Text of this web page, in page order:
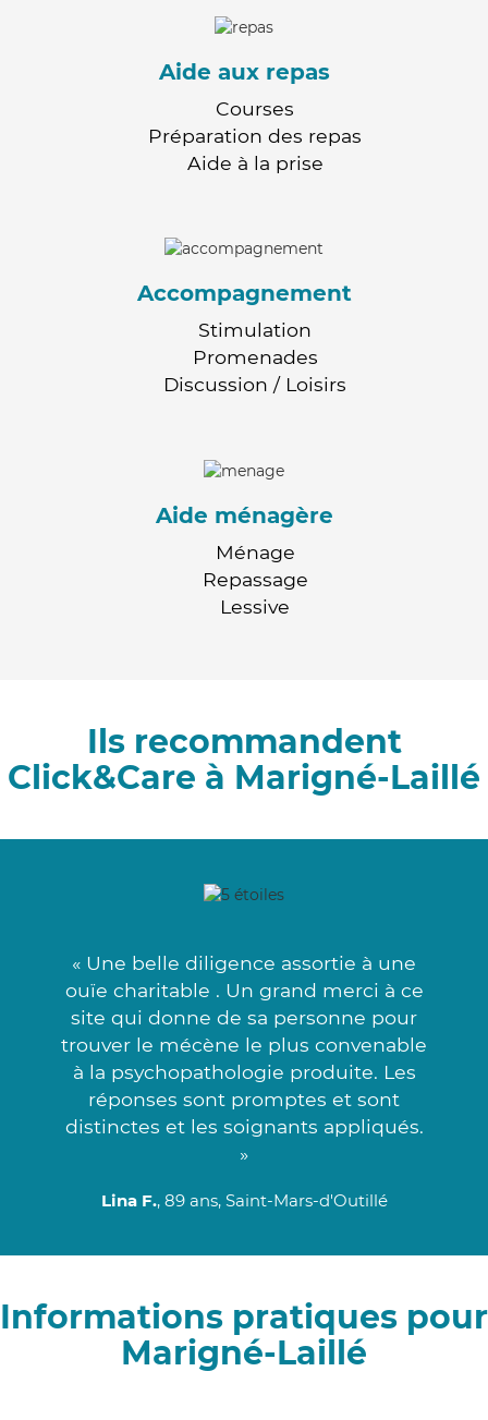
Aide aux repas
Courses
Préparation des repas
Aide à la prise
Accompagnement
Stimulation
Promenades
Discussion / Loisirs
Aide ménagère
Ménage
Repassage
Lessive
Ils recommandent
Click&Care à Marigné-Laillé
« Une belle diligence assortie à une
ouïe charitable . Un grand merci à ce
site qui donne de sa personne pour
trouver le mécène le plus convenable
à la psychopathologie produite. Les
réponses sont promptes et sont
distinctes et les soignants appliqués.
»
Lina F., 89 ans, Saint-Mars-d'Outillé
Informations pratiques pour
Marigné-Laillé